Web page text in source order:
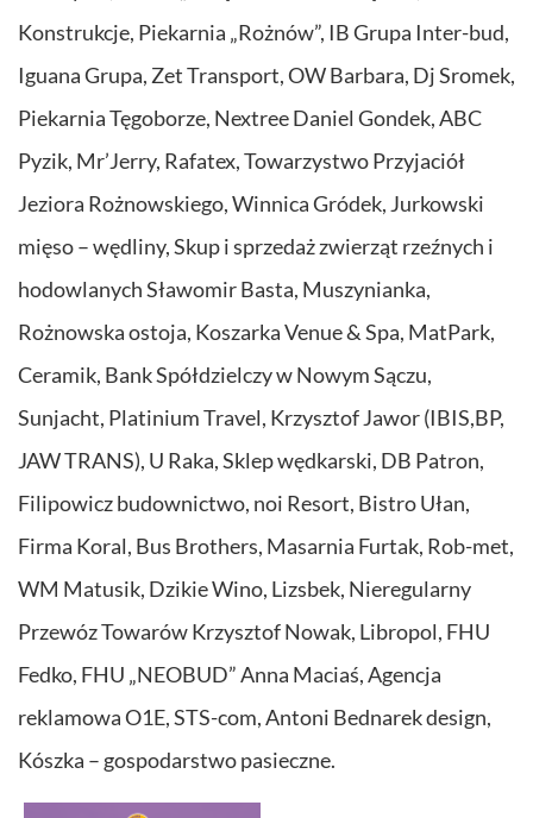
Konstrukcje, Piekarnia „Rożnów”, IB Grupa Inter-bud,
Iguana Grupa, Zet Transport, OW Barbara, Dj Sromek,
Piekarnia Tęgoborze, Nextree Daniel Gondek, ABC
Pyzik, Mr’Jerry, Rafatex, Towarzystwo Przyjaciół
Jeziora Rożnowskiego, Winnica Gródek, Jurkowski
mięso – wędliny, Skup i sprzedaż zwierząt rzeźnych i
hodowlanych Sławomir Basta, Muszynianka,
Rożnowska ostoja, Koszarka Venue & Spa, MatPark,
Ceramik, Bank Spółdzielczy w Nowym Sączu,
Sunjacht, Platinium Travel, Krzysztof Jawor (IBIS,BP,
JAW TRANS), U Raka, Sklep wędkarski, DB Patron,
Filipowicz budownictwo, noi Resort, Bistro Ułan,
Firma Koral, Bus Brothers, Masarnia Furtak, Rob-met,
WM Matusik, Dzikie Wino, Lizsbek, Nieregularny
Przewóz Towarów Krzysztof Nowak, Libropol, FHU
Fedko, FHU „NEOBUD” Anna Maciaś, Agencja
reklamowa O1E, STS-com, Antoni Bednarek design,
Kószka – gospodarstwo pasieczne.